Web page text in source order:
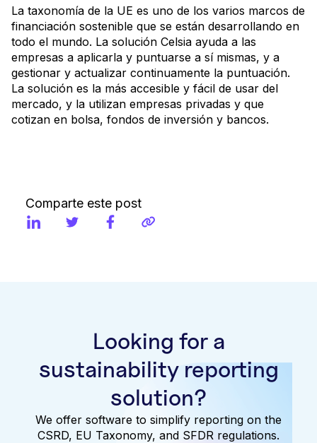
La taxonomía de la UE es uno de los varios marcos de
financiación sostenible que se están desarrollando en
todo el mundo. La solución Celsia ayuda a las
empresas a aplicarla y puntuarse a sí mismas, y a
gestionar y actualizar continuamente la puntuación.
La solución es la más accesible y fácil de usar del
mercado, y la utilizan empresas privadas y que
cotizan en bolsa, fondos de inversión y bancos.
Comparte este post
Looking for a
sustainability reporting
solution?
We offer software to simplify reporting on the
CSRD, EU Taxonomy, and SFDR regulations.